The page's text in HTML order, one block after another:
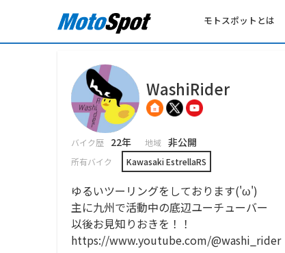
モトスポットとは
WashiRider
バイク歴 22年 地域 非公開
所有バイク Kawasaki EstrellaRS
ゆるいツーリングをしております('ω')
主に九州で活動中の底辺ユーチューバー
以後お見知りおきを！！
https://www.youtube.com/@washi_rider